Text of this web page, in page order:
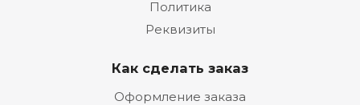
Политика
Реквизиты
Как сделать заказ
Оформление заказа